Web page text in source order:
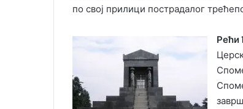
по свој прилици пострадалог
Рећи